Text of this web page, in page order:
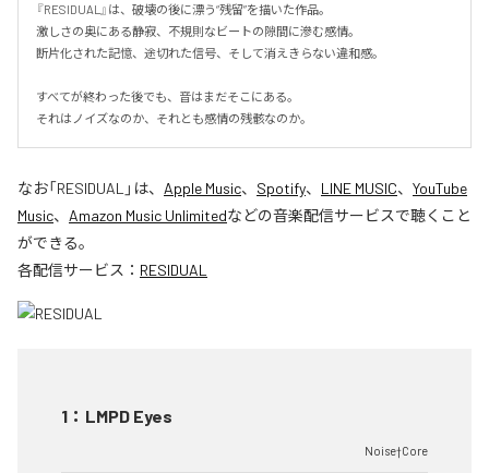
『RESIDUAL』は、破壊の後に漂う“残留”を描いた作品。
激しさの奥にある静寂、不規則なビートの隙間に滲む感情。
断片化された記憶、途切れた信号、そして消えきらない違和感。
すべてが終わった後でも、音はまだそこにある。
それはノイズなのか、それとも感情の残骸なのか。
なお「RESIDUAL 」は、 Apple Music、 Spotify、 LINE MUSIC、 YouTube
Music、 Amazon Music Unlimitedなどの音楽配信サービスで聴くこと
ができる。
各配信サービス： RESIDUAL
1 ： LMPD Eyes
Noise†Core